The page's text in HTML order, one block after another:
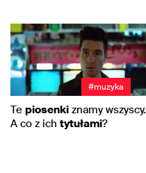
#muzyka
Te piosenki znamy wszyscy.
A co z ich tytułami?